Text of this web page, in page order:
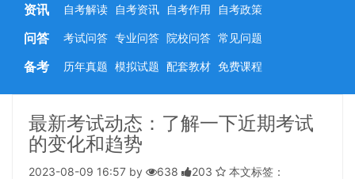
资讯 自考解读 自考资讯 自考作用 自考政策
问答 考试问答 专业问答 院校问答 常见问题
备考 历年真题 模拟试题 配套教材 免费课程
最新考试动态：了解一下近期考试
的变化和趋势
2023-08-09 16:57 by 638 203 本文标签：